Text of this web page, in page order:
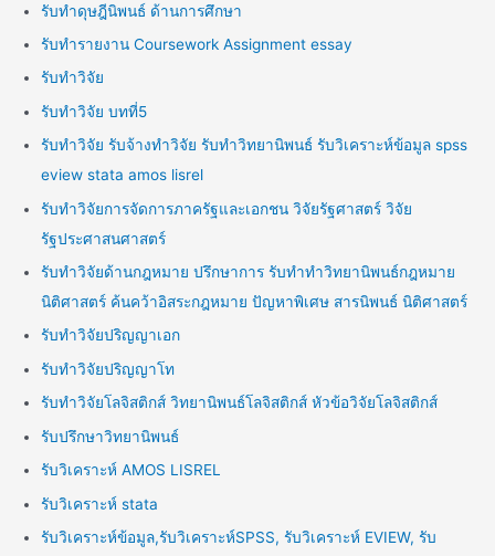
รับทำดุษฎีนิพนธ์ ด้านการศึกษา
รับทำรายงาน Coursework Assignment essay
รับทำวิจัย
รับทำวิจัย บทที่5
รับทำวิจัย รับจ้างทำวิจัย รับทำวิทยานิพนธ์ รับวิเคราะห์ข้อมูล spss
eview stata amos lisrel
รับทำวิจัยการจัดการภาครัฐและเอกชน วิจัยรัฐศาสตร์ วิจัย
รัฐประศาสนศาสตร์
รับทำวิจัยด้านกฎหมาย ปรึกษาการ รับทำทำวิทยานิพนธ์กฎหมาย
นิติศาสตร์ ค้นคว้าอิสระกฎหมาย ปัญหาพิเศษ สารนิพนธ์ นิติศาสตร์
รับทำวิจัยปริญญาเอก
รับทำวิจัยปริญญาโท
รับทำวิจัยโลจิสติกส์ วิทยานิพนธ์โลจิสติกส์ หัวข้อวิจัยโลจิสติกส์
รับปรึกษาวิทยานิพนธ์
รับวิเคราะห์ AMOS LISREL
รับวิเคราะห์ stata
รับวิเคราะห์ข้อมูล,รับวิเคราะห์SPSS, รับวิเคราะห์ EVIEW, รับ